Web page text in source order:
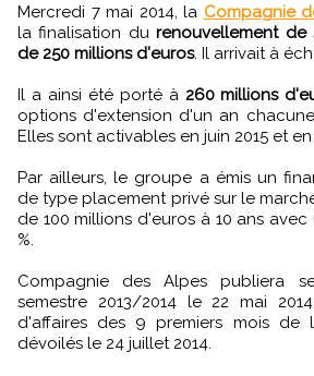
Mercredi 7 mai 2014, la Compagnie
la finalisation durenouvellement
de 250 millions d'euros. Il arrivait à
Il a ainsi été porté à 260 millions
options d'extension d'un an
Elles sont activables en juin 2015 et en
Par ailleurs, le groupe a émis un
de type placement privé sur le
de 100 millions d'euros à 10 ans
%.
Compagnie des Alpes publiera
semestre 2013/2014 le 22 mai
d'affaires des 9 premiers mois de
dévoilés le 24 juillet 2014.